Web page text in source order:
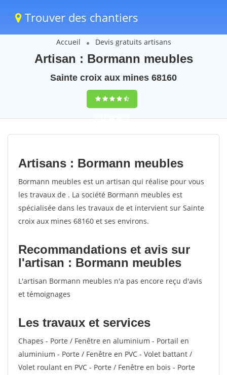
Trouver des chantiers
Accueil Devis gratuits artisans
Artisan : Bormann meubles
Sainte croix aux mines 68160
9,5(100%)55
votes
Artisans : Bormann meubles
Bormann meubles est un artisan qui réalise pour vous
les travaux de . La société Bormann meubles est
spécialisée dans les travaux de et intervient sur Sainte
croix aux mines 68160 et ses environs.
Recommandations et avis sur
l'artisan : Bormann meubles
L'artisan Bormann meubles n'a pas encore reçu d'avis
et témoignages
Les travaux et services
Chapes - Porte / Fenêtre en aluminium - Portail en
aluminium - Porte / Fenêtre en PVC - Volet battant /
Volet roulant en PVC - Porte / Fenêtre en bois - Porte